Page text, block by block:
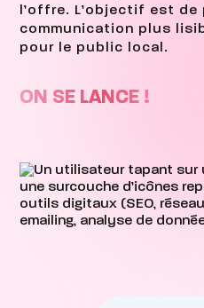
l’offre. L’objectif est de
communication plus
pour le public local.
ON SE LANCE !